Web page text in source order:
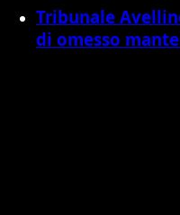
Tribunale
di omesso